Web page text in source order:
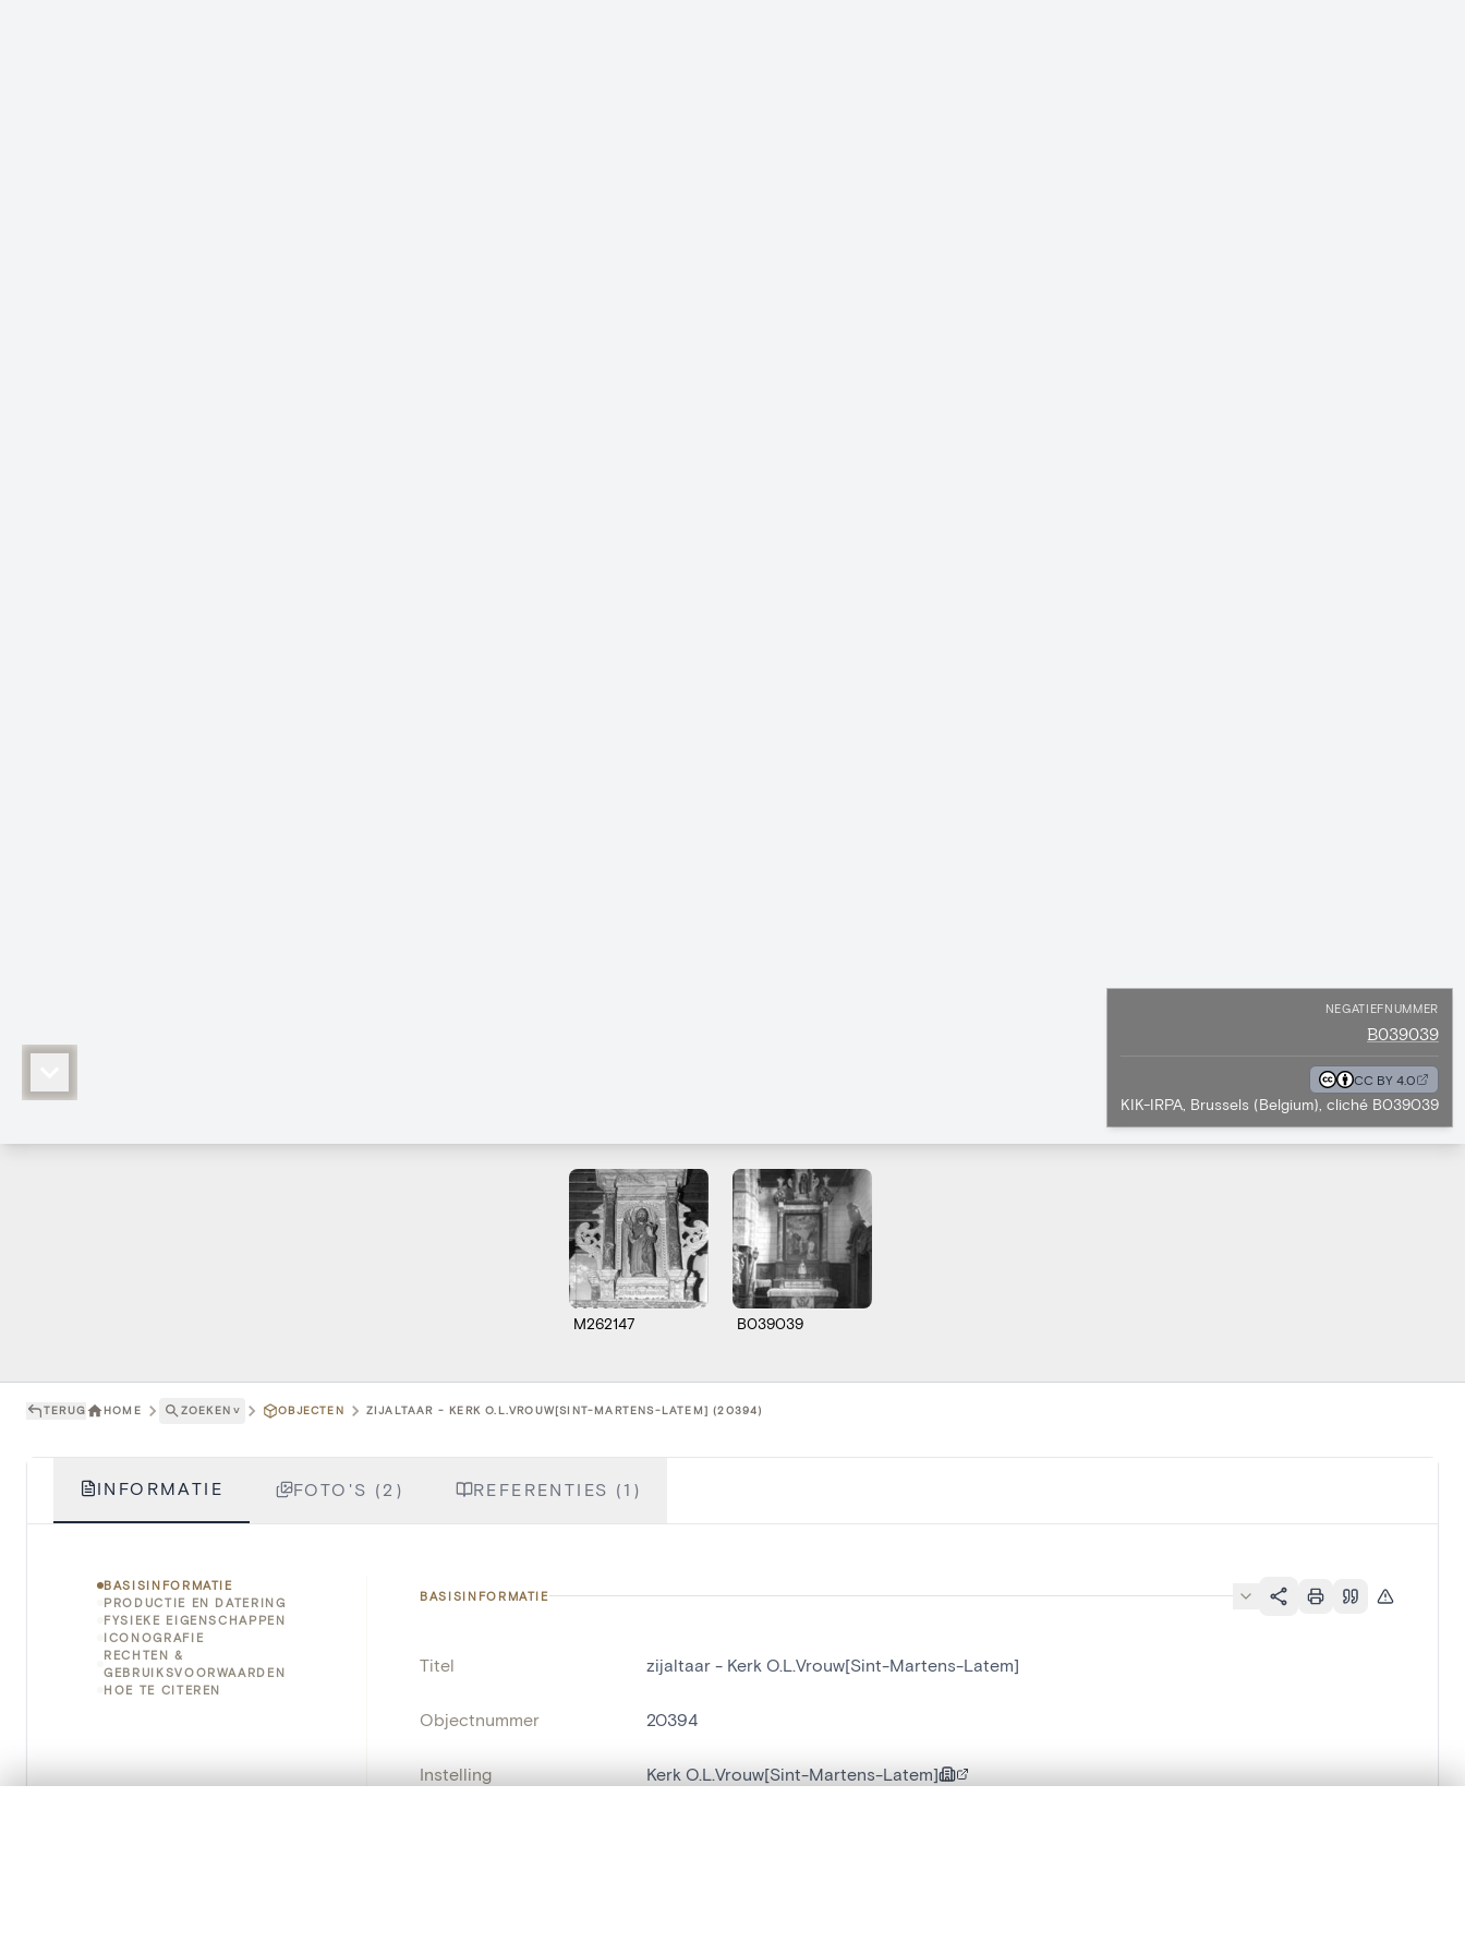
NEGATIEFNUMMER
B039039
CC BY 4.0
KIK-IRPA, Brussels (Belgium), cliché B039039
M262147 B039039
TERUG HOME ZOEKEN ˅ OBJECTEN ZIJALTAAR - KERK O.L.VROUW[SINT-MARTENS-LATEM] (20394)
INFORMATIE FOTO'S (2) REFERENTIES (1)
BASISINFORMATIE
PRODUCTIE EN DATERING
FYSIEKE EIGENSCHAPPEN
ICONOGRAFIE
RECHTEN &
GEBRUIKSVOORWAARDEN
HOE TE CITEREN
BASISINFORMATIE
Titel zijaltaar - Kerk O.L.Vrouw[Sint-Martens-Latem]
Objectnummer 20394
Instelling Kerk O.L.Vrouw[Sint-Martens-Latem]